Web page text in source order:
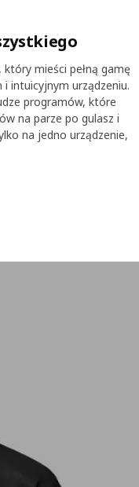
mieści pełną gamę
intuicyjnym urządzeniu.
programów, które
na parze po gulasz i
na jedno urządzenie,